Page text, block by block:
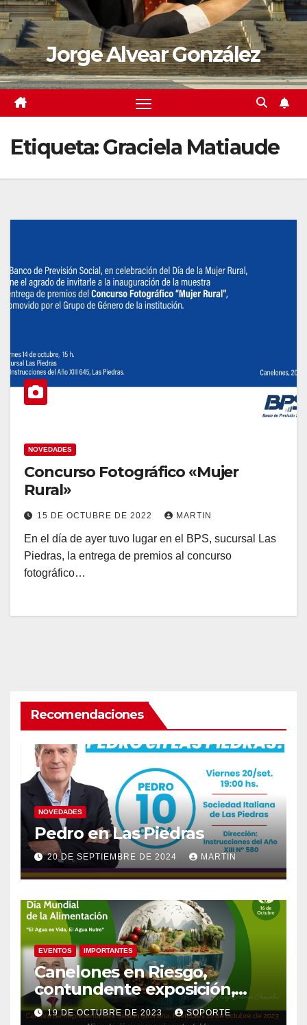
Jorge Alvear González
Etiqueta:Graciela Matiaude
NOVEDADES
Concurso Fotográfico «Mujer
Rural»
15 DE OCTUBRE DE 2022 MARTIN
En el día de ayer tuvo lugar en el BPS, sucursal Las
Piedras, la entrega de premios al concurso
fotográfico…
Recomendaciones
NOVEDADES
Pedro en Las Piedras
20 DE SEPTIEMBRE DE 2024 MARTIN
EVENTOS IMPORTANTES
Canelones en Riesgo,
contundente exposición,
agua como recurso, agua
19 DE OCTUBRE DE 2023 SOPORTE